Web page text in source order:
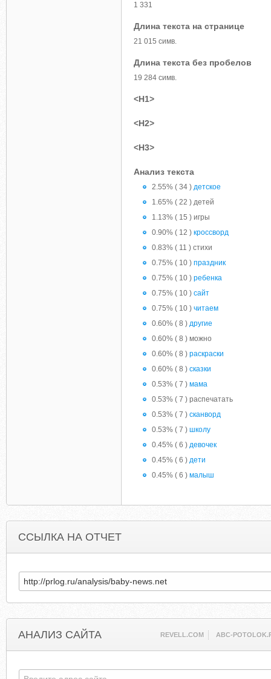
1 331
Длина текста на странице
21 015 симв.
Длина текста без пробелов
19 284 симв.
<H1>
<H2>
<H3>
Анализ текста
2.55% ( 34 ) детское
1.65% ( 22 ) детей
1.13% ( 15 ) игры
0.90% ( 12 ) кроссворд
0.83% ( 11 ) стихи
0.75% ( 10 ) праздник
0.75% ( 10 ) ребенка
0.75% ( 10 ) сайт
0.75% ( 10 ) читаем
0.60% ( 8 ) другие
0.60% ( 8 ) можно
0.60% ( 8 ) раскраски
0.60% ( 8 ) сказки
0.53% ( 7 ) мама
0.53% ( 7 ) распечатать
0.53% ( 7 ) сканворд
0.53% ( 7 ) школу
0.45% ( 6 ) девочек
0.45% ( 6 ) дети
0.45% ( 6 ) малыш
ССЫЛКА НА ОТЧЕТ
АНАЛИЗ САЙТА REVELL.COM ABC-